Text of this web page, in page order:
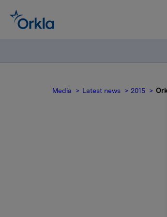
Media Latest news 2015